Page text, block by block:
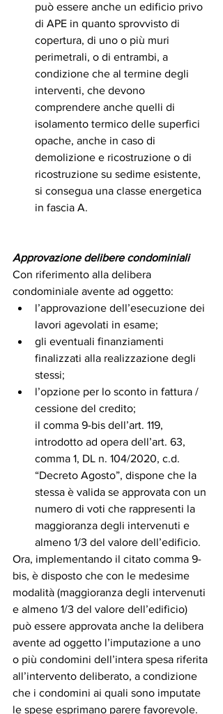
può essere anche un edificio privo
di APE in quanto sprovvisto di
copertura, di uno o più muri
perimetrali, o di entrambi, a
condizione che al termine degli
interventi, che devono
comprendere anche quelli di
isolamento termico delle superfici
opache, anche in caso di
demolizione e ricostruzione o di
ricostruzione su sedime esistente,
si consegua una classe energetica
in fascia A.
Approvazione delibere condominiali
Con riferimento alla delibera
condominiale avente ad oggetto:
l’approvazione dell’esecuzione dei
lavori agevolati in esame;
gli eventuali finanziamenti
finalizzati alla realizzazione degli
stessi;
l’opzione per lo sconto in fattura /
cessione del credito;
il comma 9-bis dell’art. 119,
introdotto ad opera dell’art. 63,
comma 1, DL n. 104/2020, c.d.
“Decreto Agosto”, dispone che la
stessa è valida se approvata con un
numero di voti che rappresenti la
maggioranza degli intervenuti e
almeno 1/3 del valore dell’edificio.
Ora, implementando il citato comma 9-
bis, è disposto che con le medesime
modalità (maggioranza degli intervenuti
e almeno 1/3 del valore dell’edificio)
può essere approvata anche la delibera
avente ad oggetto l’imputazione a uno
o più condomini dell’intera spesa riferita
all’intervento deliberato, a condizione
che i condomini ai quali sono imputate
le spese esprimano parere favorevole.